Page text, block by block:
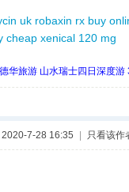
uk robaxin rx buy
cheap xenical 120 mg
旅游 山水瑞士四日深度
2020-7-28 16:35 只看该作